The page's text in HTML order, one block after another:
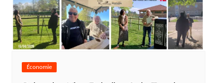
Économie